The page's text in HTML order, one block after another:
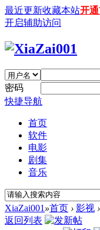
最近更新收藏本站开
开启辅助访问
密码
快捷导航
首页
软件
电影
剧集
音乐
XiaZai001 »首页 › 影视 ›
返回列表